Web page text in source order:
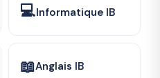
💻Informatique IB
📖Anglais IB